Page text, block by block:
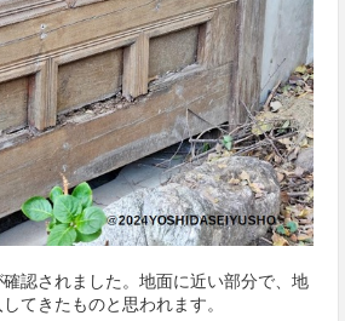
認されました。地面に近い部分で、地
てきたものと思われます。